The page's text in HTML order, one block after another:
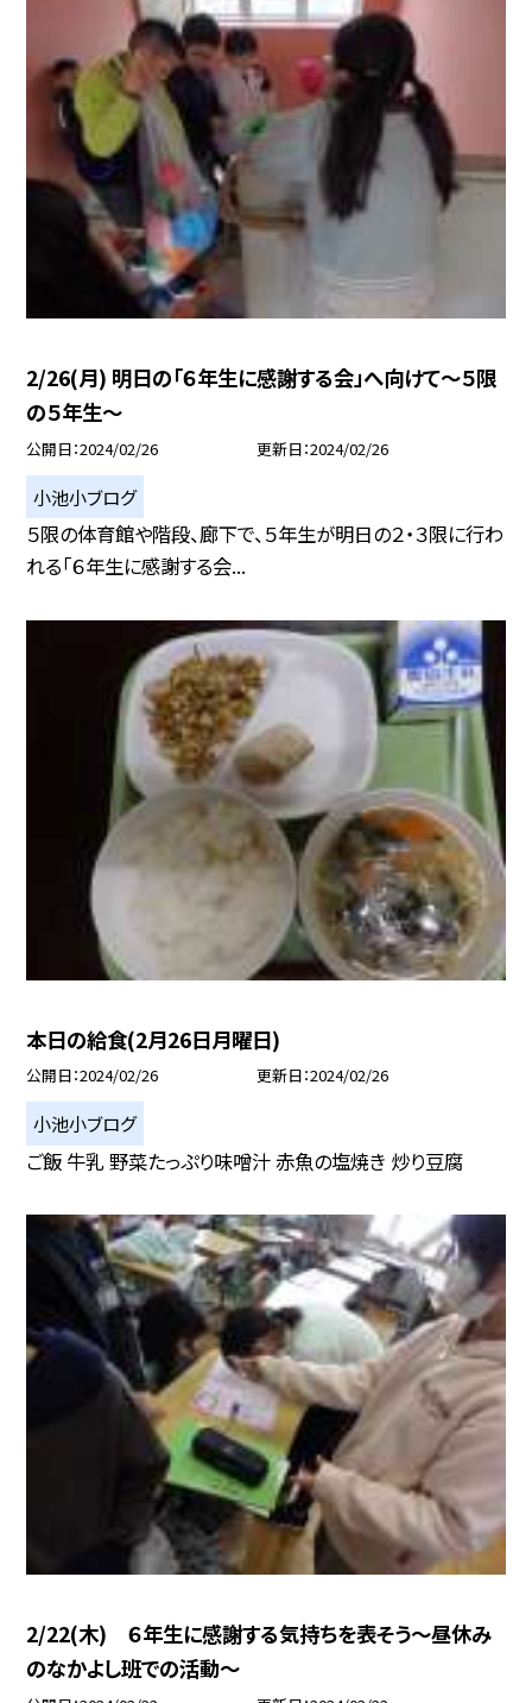
2/26(月) 明日の「６年生に感謝する会」へ向けて〜５限
の５年生〜
公開日 2024/02/26 更新日 2024/02/26
小池小ブログ
５限の体育館や階段、廊下で、５年生が明日の２・３限に行わ
れる「６年生に感謝する会...
本日の給食(2月26日月曜日)
公開日 2024/02/26 更新日 2024/02/26
小池小ブログ
ご飯 牛乳 野菜たっぷり味噌汁 赤魚の塩焼き 炒り豆腐
2/22(木) ６年生に感謝する気持ちを表そう〜昼休み
のなかよし班での活動〜